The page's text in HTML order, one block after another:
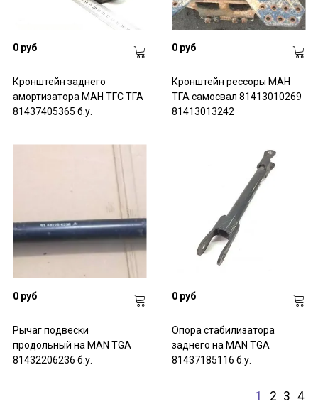
0 руб
Кронштейн заднего
амортизатора МАН ТГС ТГА
81437405365 б.у.
0 руб
Кронштейн рессоры МАН
ТГА самосвал 81413010269
81413013242
0 руб
Рычаг подвески
продольный на MAN TGA
81432206236 б.у.
0 руб
Опора стабилизатора
заднего на MAN TGA
81437185116 б.у.
1 2 3 4